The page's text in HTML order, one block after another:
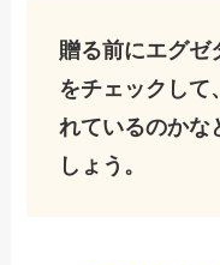
贈る前にエグゼ
をチェックして
れているのかな
しょう。